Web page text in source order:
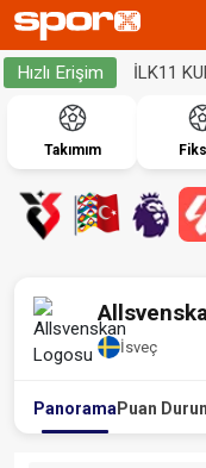
Hızlı Erişim İLK11
Takımım
İsveç
Panorama Puan